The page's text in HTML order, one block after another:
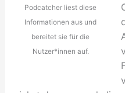
Podcatcher liest diese
Informationen aus und
bereitet sie für die
Nutzer*innen auf.